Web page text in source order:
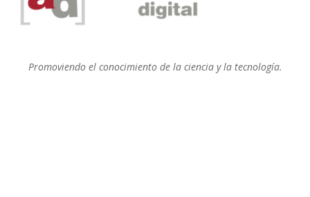
Promoviendo el conocimiento de la ciencia y la tecnología.